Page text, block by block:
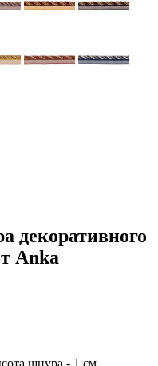
декоративного
Anka
шнура - 1 см